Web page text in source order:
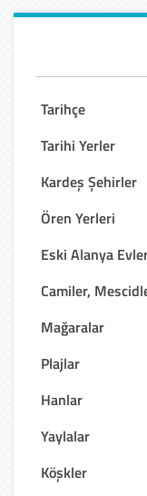
Tarihçe
Tarihi Yerler
Kardeş Şehirler
Ören Yerleri
Eski Alanya
Camiler,
Mağaralar
Plajlar
Hanlar
Yaylalar
Köşkler